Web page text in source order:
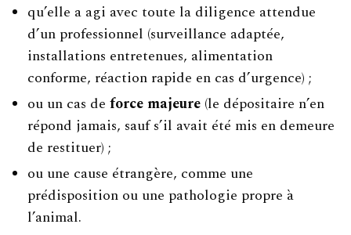
qu’elle a agi avec toute la diligence attendue
d’un professionnel (surveillance adaptée,
installations entretenues, alimentation
conforme, réaction rapide en cas d’urgence) ;
ou un cas de force majeure (le dépositaire n’en
répond jamais, sauf s’il avait été mis en demeure
de restituer) ;
ou une cause étrangère, comme une
prédisposition ou une pathologie propre à
l’animal.